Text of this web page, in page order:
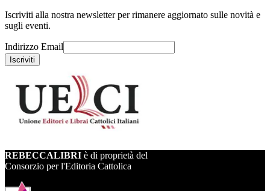
Iscriviti alla nostra newsletter per rimanere aggiornato sulle novità e
sugli eventi.
Indirizzo Email
Iscriviti
REBECCALIBRI è di proprietà del
Consorzio per l'Editoria Cattolica